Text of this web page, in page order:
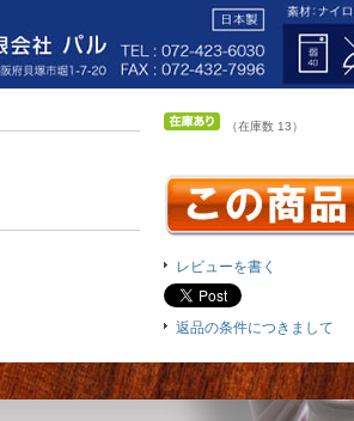
（在庫数 13）
レビューを書く
返品の条件につきまして